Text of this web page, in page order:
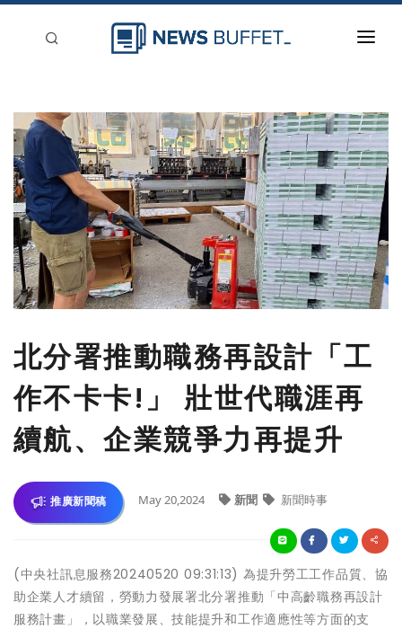
新聞稿分類
登入
刊登
北分署推動職務再設計「工
作不卡卡!」 壯世代職涯再
續航、企業競爭力再提升
推廣新聞稿 May 20,2024 新聞 新聞時事
(中央社訊息服務20240520 09:31:13) 為提升勞工工作品質、協
助企業人才續留，勞動力發展署北分署推動「中高齡職務再設計
服務計畫」，以職業發展、技能提升和工作適應性等方面的支